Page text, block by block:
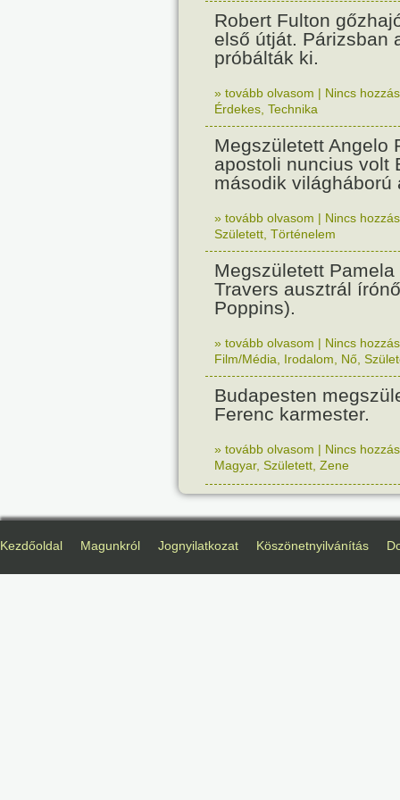
Robert Fulton
első útját. Párizsban
próbálták ki.
» tovább olvasom | Nincs
Érdekes Technika
Megszületett Angelo
apostoli nuncius volt
második világháború
» tovább olvasom | Nincs
Született Történelem
Megszületett Pamela
Travers ausztrál
Poppins).
» tovább olvasom | Nincs
Film/Média
Irodalom Nő
Budapesten
Ferenc karmester.
» tovább olvasom | Nincs
Magyar, Született Zene
Kezdőoldal Magunkról Jognyilatkozat Köszönetnyilvánítás